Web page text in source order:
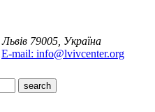
Львів 79005, Україна
E-mail: info@lvivcenter.org
search